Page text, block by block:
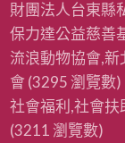
財團法人台東縣
保力達公益慈善
流浪動物協會,
會 (3295 瀏覽數)
社會福利,社會
(3211 瀏覽數)